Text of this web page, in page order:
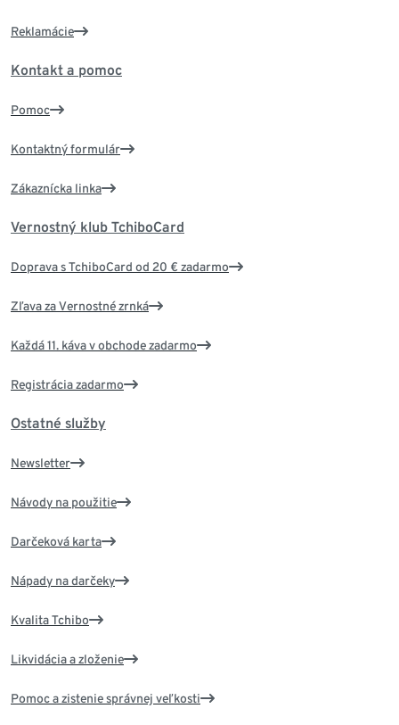
Reklamácie
Kontakt a pomoc
Pomoc
Kontaktný formulár
Zákaznícka linka
Vernostný klub TchiboCard
Doprava s TchiboCard od 20 € zadarmo
Zľava za Vernostné zrnká
Každá 11. káva v obchode zadarmo
Registrácia zadarmo
Ostatné služby
Newsletter
Návody na použitie
Darčeková karta
Nápady na darčeky
Kvalita Tchibo
Likvidácia a zloženie
Pomoc a zistenie správnej veľkosti